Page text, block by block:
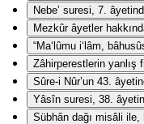
Nebe’ suresi, 7.
Mezkûr âyetler
“Ma‘lûmu i‘lâm,
Zâhirperestlerin yanlış
Sûre-i Nûr’un 43.
Yâsîn suresi, 38.
Sübhân dağı misâli ile,